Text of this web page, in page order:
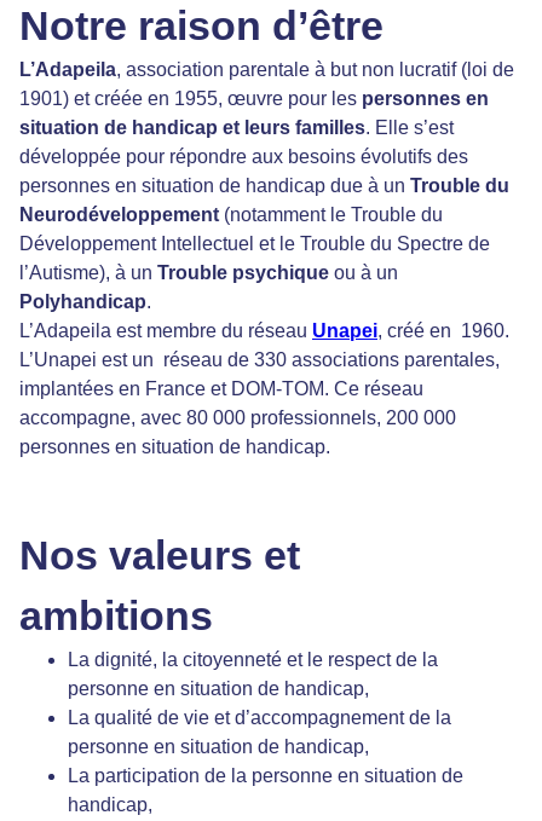
Notre raison d’être
L’Adapeila, association parentale à but non lucratif (loi de
1901) et créée en 1955, œuvre pour les personnes en
situation de handicap et leurs familles. Elle s’est
développée pour répondre aux besoins évolutifs des
personnes en situation de handicap due à un Trouble du
Neurodéveloppement (notamment le Trouble du
Développement Intellectuel et le Trouble du Spectre de
l’Autisme), à un Trouble psychique ou à un
Polyhandicap.
L’Adapeila est membre du réseau Unapei, créé en 1960.
L’Unapei est un réseau de 330 associations parentales,
implantées en France et DOM-TOM. Ce réseau
accompagne, avec 80 000 professionnels, 200 000
personnes en situation de handicap.
Nos valeurs et
ambitions
La dignité, la citoyenneté et le respect de la
personne en situation de handicap,
La qualité de vie et d’accompagnement de la
personne en situation de handicap,
La participation de la personne en situation de
handicap,